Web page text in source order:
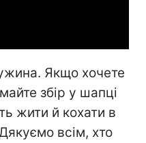
Якщо хочете
збір у шапці
жити й кохати в
всім, хто